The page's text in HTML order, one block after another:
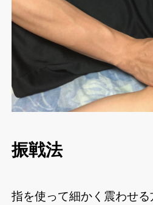
振戦法
指を使って細かく震わせる